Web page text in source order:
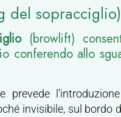
del sopracciglio)
(browlift)
conferendo allo
prevede
invisibile, sul bordo